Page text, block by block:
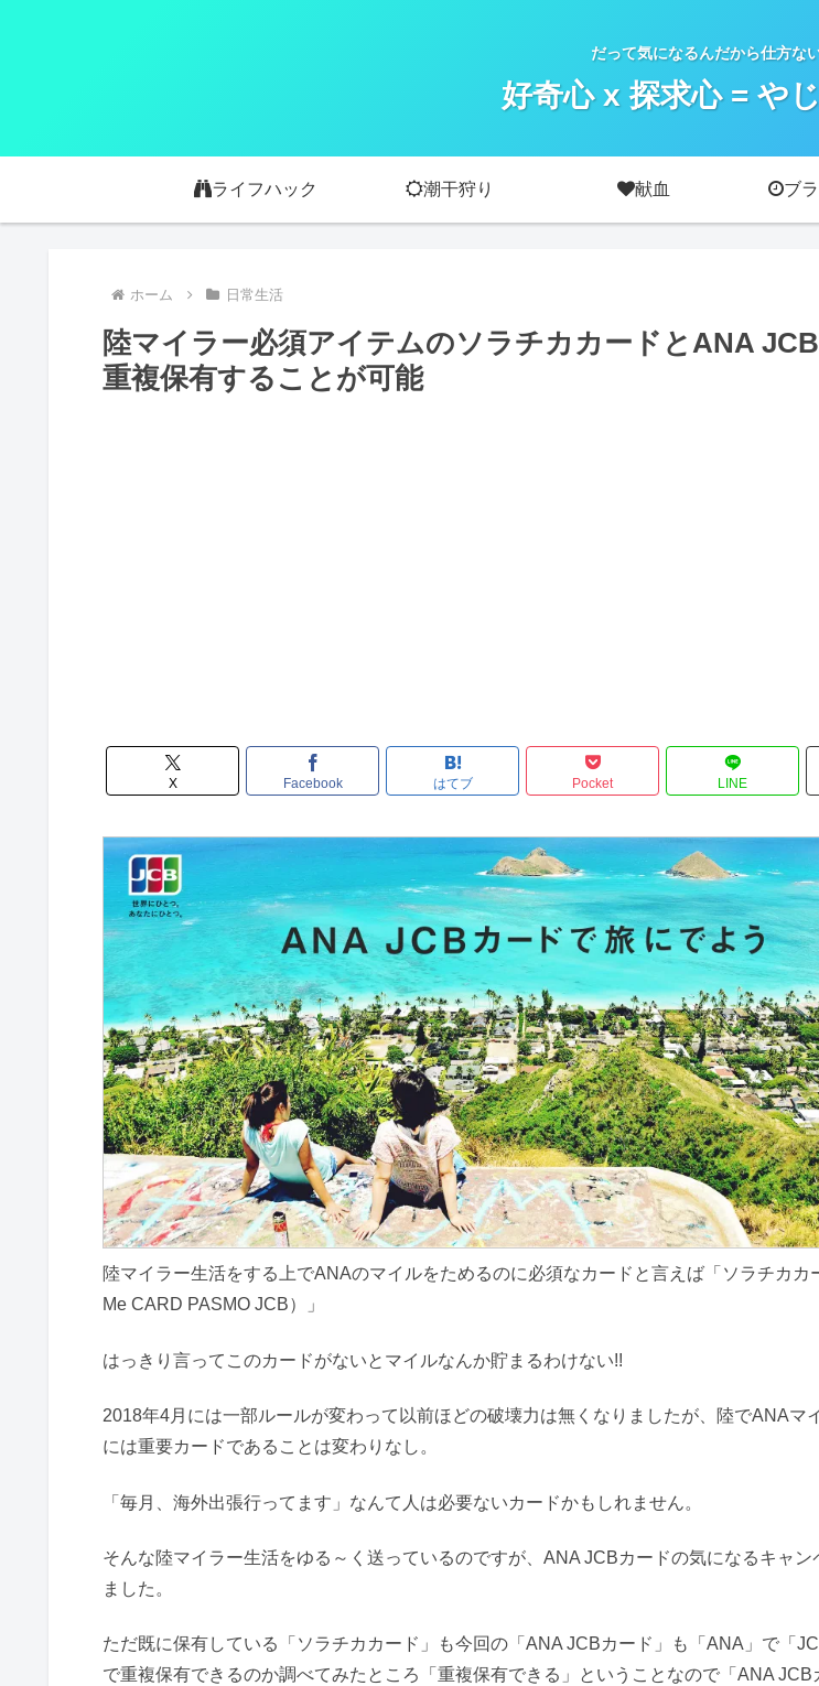
だって気になるんだから仕方な
好奇心 x 探求心 = や
ライフハック 潮干狩り 献血 ブ
ホーム 日常生活
陸マイラー必須アイテムのソラチカカードとANA
重複保有することが可能
X Facebook はてブ Pocket LINE
陸マイラー生活をする上でANAのマイルをためるのに必須なカードと言えば「ソラチカカ
Me CARD PASMO JCB）」
はっきり言ってこのカードがないとマイルなんか貯まるわけない!!
2018年4月には一部ルールが変わって以前ほどの破壊力は無くなりましたが、陸でANAマ
には重要カードであることは変わりなし。
「毎月、海外出張行ってます」なんて人は必要ないカードかもしれません。
そんな陸マイラー生活をゆる～く送っているのですが、ANA JCBカードの気になるキャン
ました。
ただ既に保有している「ソラチカカード」も今回の「ANA JCBカード」も「ANA」で「
で重複保有できるのか調べてみたところ「重複保有できる」ということなので「ANA JCB